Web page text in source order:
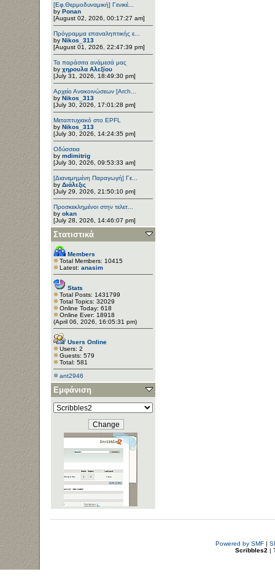
[Εφ.Θερμοδυναμική] Γενικέ...
by Ponan
[August 02, 2026, 00:17:27 am]
Πρόγραμμα επαναληπτικής ε...
by Nikos_313
[August 01, 2026, 22:47:39 pm]
Τα παράσιτα ανάμεσά μας
by χηρουλα Αλεξίου
[July 31, 2026, 18:49:30 pm]
Αρχείο Ανακοινώσεων [Arch...
by Nikos_313
[July 30, 2026, 17:01:28 pm]
Μεταπτυχιακό στο EPFL
by Nikos_313
[July 30, 2026, 14:24:35 pm]
Οδύσσεια
by mdimitrig
[July 30, 2026, 09:53:33 am]
[Διανεμημένη Παραγωγή] Γε...
by Διάλεξις
[July 29, 2026, 21:50:10 pm]
Προσκεκλημένοι στην τελετ...
by okan
[July 28, 2026, 14:46:07 pm]
Στατιστικά
Members
Total Members: 10415
Latest: anasim
Stats
Total Posts: 1431799
Total Topics: 32029
Online Today: 618
Online Ever: 18918
(April 06, 2026, 16:05:31 pm)
Users Online
Users: 2
Guests: 579
Total: 581
ant2946
Εμφάνιση
Powered by SMF|
Scribbles2 |